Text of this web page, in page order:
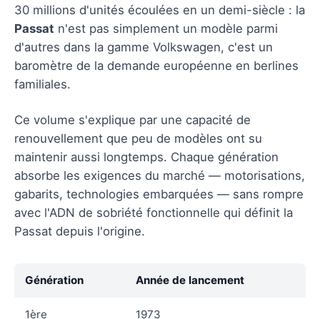
30 millions d'unités écoulées en un demi-siècle : la
Passat n'est pas simplement un modèle parmi
d'autres dans la gamme Volkswagen, c'est un
baromètre de la demande européenne en berlines
familiales.
Ce volume s'explique par une capacité de
renouvellement que peu de modèles ont su
maintenir aussi longtemps. Chaque génération
absorbe les exigences du marché — motorisations,
gabarits, technologies embarquées — sans rompre
avec l'ADN de sobriété fonctionnelle qui définit la
Passat depuis l'origine.
Génération Année de lancement
1ère 1973